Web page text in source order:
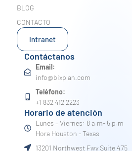
BLOG
CONTACTO
Intranet
Contáctanos
Email:
info@bixplan.com
Teléfono:
+1 832 412 2223
Horario de atención
Lunes – Viernes: 8 a.m- 5 p.m
Hora Houston - Texas
13201 Northwest Fwy Suite 475